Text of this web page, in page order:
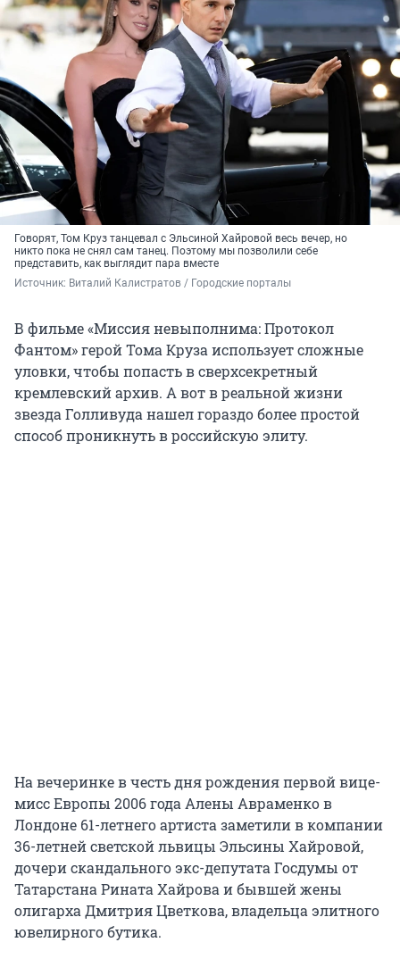
Говорят, Том Круз танцевал с Эльсиной Хайровой весь вечер, но
никто пока не снял сам танец. Поэтому мы позволили себе
представить, как выглядит пара вместе
Источник: Виталий Калистратов / Городские порталы
В фильме «Миссия невыполнима: Протокол
Фантом» герой Тома Круза использует сложные
уловки, чтобы попасть в сверхсекретный
кремлевский архив. А вот в реальной жизни
звезда Голливуда нашел гораздо более простой
способ проникнуть в российскую элиту.
На вечеринке в честь дня рождения первой вице-
мисс Европы 2006 года Алены Авраменко в
Лондоне 61-летнего артиста заметили в компании
36-летней светской львицы Эльсины Хайровой,
дочери скандального экс-депутата Госдумы от
Татарстана Рината Хайрова и бывшей жены
олигарха Дмитрия Цветкова, владельца элитного
ювелирного бутика.